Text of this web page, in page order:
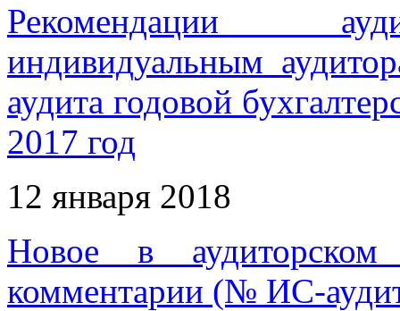
Рекомендации
индивидуальным
аудита годовой
2017 год
12 января 2018
Новое в аудиторском
комментарии (№ ИС-